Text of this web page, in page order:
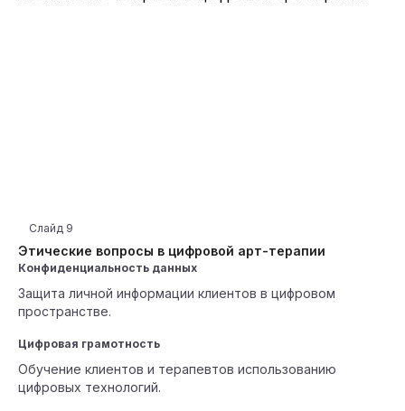
Этические вопросы в цифровой арт-терапии
Слайд 9
Конфиденциальность данных
Защита личной информации клиентов в цифровом
пространстве.
Цифровая грамотность
Обучение клиентов и терапевтов использованию
цифровых технологий.